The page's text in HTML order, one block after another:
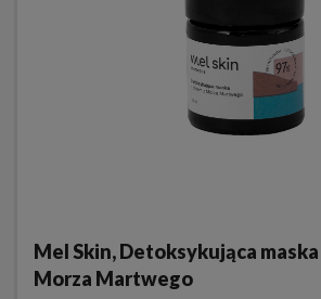
Mel Skin, Detoksykująca maska
Morza Martwego